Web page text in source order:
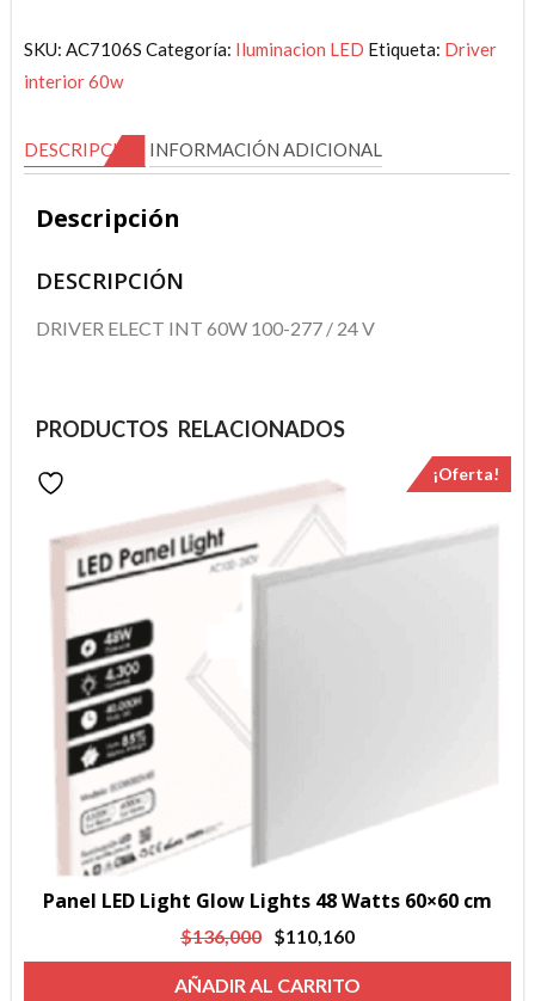
Led
DRIVERS
SKU:AC7106S Categoría: Iluminacion LED Etiqueta: Driver
interior 60w
DESCRIPCIÓN INFORMACIÓN ADICIONAL
Descripción
DESCRIPCIÓN
DRIVER ELECT INT 60W 100-277 / 24 V
PRODUCTOS RELACIONADOS
¡Oferta!
Panel LED Light Glow Lights 48 Watts 60×60 cm
$136,000
El
precio
original
$110,160
precio
actual
AÑADIR AL CARRITO